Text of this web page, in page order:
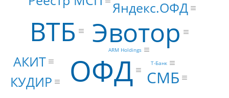
ОФД
Эвотор
ВТБ
СМБ
АКИТ
Яндекс.ОФД
КУДИР
Т-Банк
ARM Holdings